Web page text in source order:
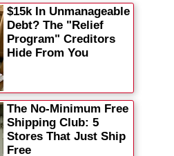
Пресцентр